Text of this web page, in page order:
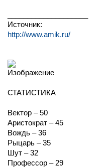
Источник:
http://www.amik.ru/
СТАТИСТИКА
Вектор – 50
Аристократ – 45
Вождь – 36
Рыцарь – 35
Шут – 32
Профессор – 29